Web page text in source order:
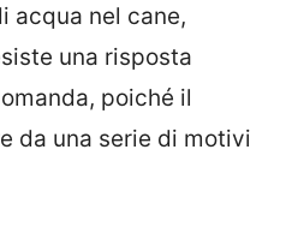
acqua nel cane,
una risposta
poiché il
da una serie di motivi